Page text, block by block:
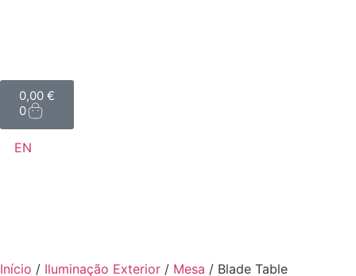
0,00 €
0
EN
Início / Iluminação Exterior / Mesa / Blade Table